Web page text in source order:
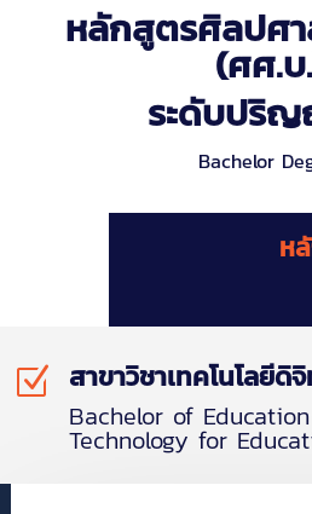
หลักสูตรศิลปศ
(ศศ.
ระดับปริ
Bachelor
ห
Z สาขาวิชาเทคโนโลยีดิ
Bachelor of
Technology for